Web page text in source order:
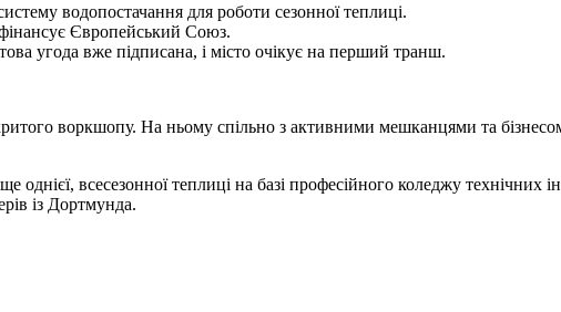
водопостачання для роботи сезонної теплиці.
Європейський Союз.
угода вже підписана, і місто очікує на перший транш.
воркшопу. На ньому спільно з активними мешканцями та
однієї, всесезонної теплиці на базі професійного коледжу
із Дортмунда.